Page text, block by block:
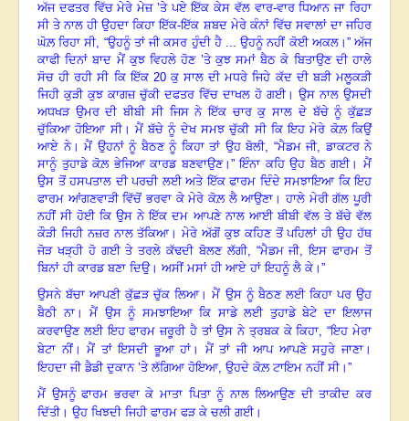
ਅੱਜ ਦਫਤਰ ਵਿੱਚ ਮੇਰੇ ਮੇਜ਼ ’ਤੇ ਪਏ ਇੱਕ ਕੇਸ ਵੱਲ ਵਾਰ-ਵਾਰ ਧਿਆਨ ਜਾ ਰਿਹਾ
ਸੀ ਤੇ ਨਾਲ ਹੀ ਉਹਦਾ ਕਿਹਾ ਇੱਕ-ਇੱਕ ਸ਼ਬਦ ਮੇਰੇ ਕੰਨਾਂ ਵਿੱਚ ਸਵਾਲਾਂ ਦਾ ਜਹਿਰ
ਘੋਲ਼ ਰਿਹਾ ਸੀ, “ਉਹਨੂੰ ਤਾਂ ਜੀ ਕਸਰ ਹੁੰਦੀ ਹੈ...ਉਹਨੂੰ ਨਹੀਂ ਕੋਈ ਅਕਲ।”ਅੱਜ
ਕਾਫੀ ਦਿਨਾਂ ਬਾਦ ਮੈਂ ਕੁਝ ਵਿਹਲੇ ਹੋਣ ’ਤੇ ਕੁਝ ਸਮਾਂ ਬੈਠ ਕੇ ਬਿਤਾਉਣ ਦੀ ਹਾਲੇ
ਸੋਚ ਹੀ ਰਹੀ ਸੀ ਕਿ ਇੱਕ 20 ਕੁ ਸਾਲ ਦੀ ਮਧਰੇ ਜਿਹੇ ਕੱਦ ਦੀ ਬੜੀ ਮਲੂਕੜੀ
ਜਿਹੀ ਕੁੜੀ ਕੁਝ ਕਾਗਜ਼ ਚੁੱਕੀ ਦਫਤਰ ਵਿੱਚ ਦਾਖਲ ਹੋ ਗਈ। ਉਸ ਨਾਲ ਉਸਦੀ
ਅਧਖੜ ਉਮਰ ਦੀ ਬੀਬੀ ਸੀ ਜਿਸ ਨੇ ਇੱਕ ਚਾਰ ਕੁ ਸਾਲ ਦੇ ਬੱਚੇ ਨੂੰ ਕੁੱਛੜ
ਚੁੱਕਿਆ ਹੋਇਆ ਸੀ। ਮੈਂ ਬੱਚੇ ਨੂੰ ਦੇਖ ਸਮਝ ਚੁੱਕੀ ਸੀ ਕਿ ਇਹ ਮੇਰੇ ਕੋਲ਼ ਕਿਉਂ
ਆਏ ਨੇ। ਮੈਂ ਉਹਨਾਂ ਨੂੰ ਬੈਠਣ ਨੂੰ ਕਿਹਾ ਤਾਂ ਉਹ ਬੋਲੀ, “ਮੈਡਮ ਜੀ, ਡਾਕਟਰ ਨੇ
ਸਾਨੂੰ ਤੁਹਾਡੇ ਕੋਲ਼ ਭੇਜਿਆ ਕਾਰਡ ਬਣਵਾਉਣ।”ਇੰਨਾ ਕਹਿ ਉਹ ਬੈਠ ਗਈ।ਮੈਂ
ਉਸ ਤੋਂ ਹਸਪਤਾਲ ਦੀ ਪਰਚੀ ਲਈ ਅਤੇ ਇੱਕ ਫਾਰਮ ਦਿੰਦੇ ਸਮਝਾਇਆ ਕਿ ਇਹ
ਫਾਰਮ ਆਂਗਣਵਾੜੀ ਵਿੱਚੋਂ ਭਰਵਾ ਕੇ ਮੇਰੇ ਕੋਲ਼ ਲੈ ਆਉਣਾ ।ਹਾਲੇ ਮੇਰੀ ਗੱਲ ਪੂਰੀ
ਨਹੀਂ ਸੀ ਹੋਈ ਕਿ ਉਸ ਨੇ ਇੱਕ ਦਮ ਆਪਣੇ ਨਾਲ ਆਈ ਬੀਬੀ ਵੱਲ ਤੇ ਬੱਚੇ ਵੱਲ
ਕੌੜੀ ਜਿਹੀ ਨਜ਼ਰ ਨਾਲ ਤੱਕਿਆ।ਮੇਰੇ ਅੱਗੋਂ ਕੁਝ ਕਹਿਣ ਤੋਂ ਪਹਿਲਾਂ ਹੀ ਉਹ ਹੱਥ
ਜੋੜ ਖੜ੍ਹੀ ਹੋ ਗਈ ਤੇ ਤਰਲੇ ਕੱਢਦੀ ਬੋਲਣ ਲੱਗੀ, “ਮੈਡਮ ਜੀ, ਇਸ ਫਾਰਮ ਤੋਂ
ਬਿਨਾਂ ਹੀ ਕਾਰਡ ਬਣਾ ਦਿਉ। ਅਸੀਂ ਮਸਾਂ ਹੀ ਆਏ ਹਾਂ ਇਹਨੂੰ ਲੈ ਕੇ ।”
ਉਸਨੇ ਬੱਚਾ ਆਪਣੀ ਕੁੱਛੜ ਚੁੱਕ ਲਿਆ।ਮੈਂ ਉਸ ਨੂੰ ਬੈਠਣ ਲਈ ਕਿਹਾ ਪਰ ਉਹ
ਬੈਠੀ ਨਾ। ਮੈਂ ਉਸ ਨੂੰ ਸਮਝਾਇਆ ਕਿ ਸਾਡੇ ਲਈ ਤੁਹਾਡੇ ਬੇਟੇ ਦਾ ਇਲਾਜ
ਕਰਵਾਉਣ ਲਈ ਇਹ ਫਾਰਮ ਜ਼ਰੂਰੀ ਹੈ ਤਾਂ ਉਸ ਨੇ ਤ੍ਰਬਕ ਕੇ ਕਿਹਾ, “ਇਹ ਮੇਰਾ
ਬੇਟਾ ਨੀਂ।ਮੈਂ ਤਾਂ ਇਸਦੀ ਭੂਆ ਹਾਂ । ਮੈਂ ਤਾਂ ਜੀ ਆਪ ਆਪਣੇ ਸਹੁਰੇ ਜਾਣਾ ।
ਇਹਦਾ ਜੀ ਡੈਡੀ ਦੁਕਾਨ ’ਤੇ ਲੱਗਿਆ ਹੋਇਆ, ਉਹਦੇ ਕੋਲ਼ ਟਾਇਮ ਨਹੀਂ ਸੀ।”
ਮੈਂ ਉਸਨੂੰ ਫਾਰਮ ਭਰਵਾ ਕੇ ਮਾਤਾ ਪਿਤਾ ਨੂੰ ਨਾਲ ਲਿਆਉਣ ਦੀ ਤਾਕੀਦ ਕਰ
ਦਿੱਤੀ। ਉਹ ਖਿਝਦੀ ਜਿਹੀ ਫਾਰਮ ਫੜ ਕੇ ਚਲੀ ਗਈ।